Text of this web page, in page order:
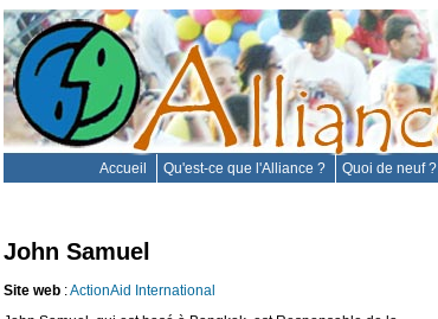
Accueil Qu'est-ce que l'Alliance ? Quoi de neuf ?
John Samuel
Site web :ActionAid International